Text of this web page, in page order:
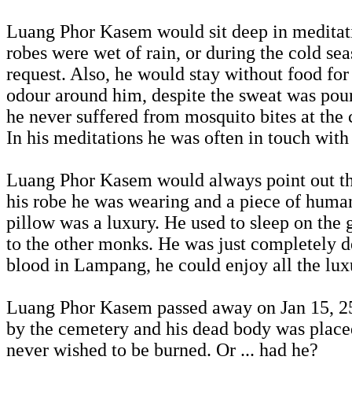
Luang Phor Kasem would sit deep in
robes were wet of rain, or during the cold
request. Also, he would stay without food
odour around him, despite the sweat was
he never suffered from mosquito bites at the
In his meditations he was often in touch
Luang Phor Kasem would always point out
his robe he was wearing and a piece of
pillow was a luxury. He used to sleep on
to the other monks. He was just completely
blood in Lampang, he could enjoy all the
Luang Phor Kasem passed away on Jan
by the cemetery and his dead body was
never wished to be burned. Or ... had he?